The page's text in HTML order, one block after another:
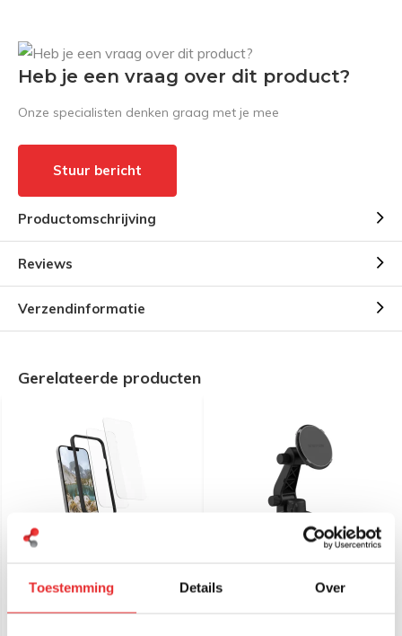
Toestemming Details Over
Heb je een vraag over dit product?
Onze specialisten denken graag met je mee
Stuur bericht
Productomschrijving
Reviews
Verzendinformatie
Gerelateerde producten
gehard glas (2 stuks)
Mount, MagSafe
compatibel